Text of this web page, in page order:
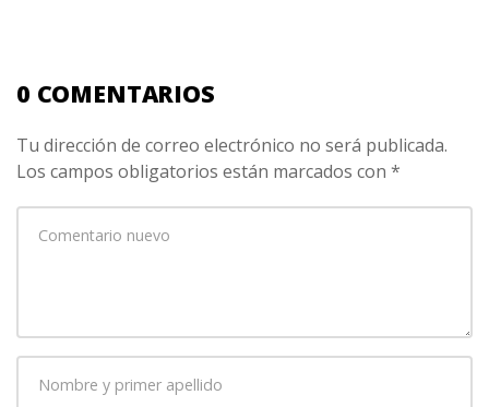
0 COMENTARIOS
Tu dirección de correo electrónico no será publicada.
Los campos obligatorios están marcados con *
comentario*